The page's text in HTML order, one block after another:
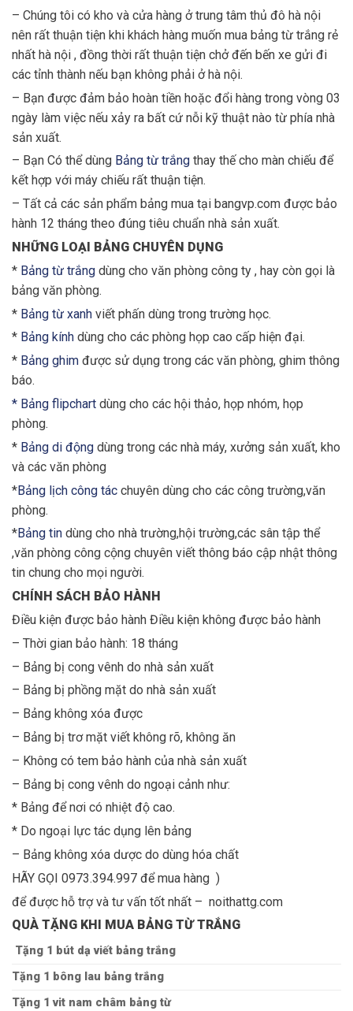
– Chúng tôi có kho và cửa hàng ở trung tâm thủ đô hà nội
nên rất thuận tiện khi khách hàng muốn mua bảng từ trắng rẻ
nhất hà nội , đồng thời rất thuận tiện chở đến bến xe gửi đi
các tỉnh thành nếu bạn không phải ở hà nội.
– Bạn được đảm bảo hoàn tiền hoặc đổi hàng trong vòng 03
ngày làm việc nếu xảy ra bất cứ nỗi kỹ thuật nào từ phía nhà
sản xuất.
– Bạn Có thể dùng Bảng từ trắng thay thế cho màn chiếu để
kết hợp với máy chiếu rất thuận tiện.
– Tất cả các sản phẩm bảng mua tại bangvp.com được bảo
hành 12 tháng theo đúng tiêu chuẩn nhà sản xuất.
NHỮNG LOẠI BẢNG CHUYÊN DỤNG
* Bảng từ trắng dùng cho văn phòng công ty , hay còn gọi là
bảng văn phòng.
* Bảng từ xanh viết phấn dùng trong trường học.
* Bảng kính dùng cho các phòng họp cao cấp hiện đại.
* Bảng ghim được sử dụng trong các văn phòng, ghim thông
báo.
* Bảng flipchart dùng cho các hội thảo, họp nhóm, họp
phòng.
* Bảng di động dùng trong các nhà máy, xưởng sản xuất, kho
và các văn phòng
*Bảng lịch công tác chuyên dùng cho các công trường,văn
phòng.
*Bảng tin dùng cho nhà trường,hội trường,các sân tập thể
,văn phòng công cộng chuyên viết thông báo cập nhật thông
tin chung cho mọi người.
CHÍNH SÁCH BẢO HÀNH
Điều kiện được bảo hành Điều kiện không được bảo hành
– Thời gian bảo hành: 18 tháng
– Bảng bị cong vênh do nhà sản xuất
– Bảng bị phồng mặt do nhà sản xuất
– Bảng không xóa được
– Bảng bị trơ mặt viết không rõ, không ăn
– Không có tem bảo hành của nhà sản xuất
– Bảng bị cong vênh do ngoại cảnh như:
* Bảng để nơi có nhiệt độ cao.
* Do ngoại lực tác dụng lên bảng
– Bảng không xóa dược do dùng hóa chất
HÃY GỌI 0973.394.997 để mua hàng )
để được hỗ trợ và tư vấn tốt nhất – noithattg.com
QUÀ TẶNG KHI MUA BẢNG TỪ TRẮNG
Tặng 1 bút dạ viết bảng trắng
Tặng 1 bông lau bảng trắng
Tặng 1 vit nam châm bảng từ